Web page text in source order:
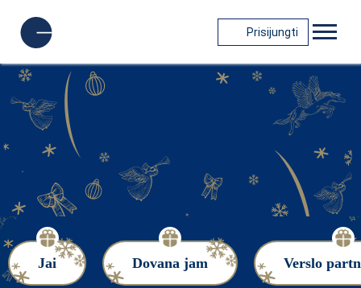
Prisijungti
Jai Dovana jam Verslo